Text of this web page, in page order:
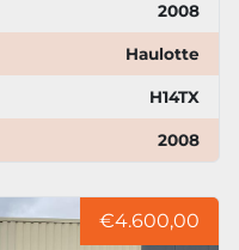
2008
Haulotte
H14TX
2008
€4.600,00